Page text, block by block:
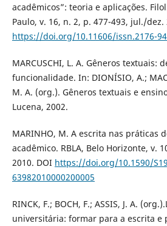
acadêmicos”: teoria e aplicações.
Paulo, v. 16, n. 2, p. 477-493, jul./dez.
https://doi.org/10.11606/issn.2176-
MARCUSCHI, L. A. Gêneros textuais:
funcionalidade. In: DIONÍSIO, A.;
M. A. (org.). Gêneros textuais e
Lucena, 2002.
MARINHO, M. A escrita nas práticas
acadêmico. RBLA, Belo Horizonte, v.
2010. DOI https://doi.org/10.1590/
63982010000200005
RINCK, F.; BOCH, F.; ASSIS, J. A.
universitária: formar para a escrita e